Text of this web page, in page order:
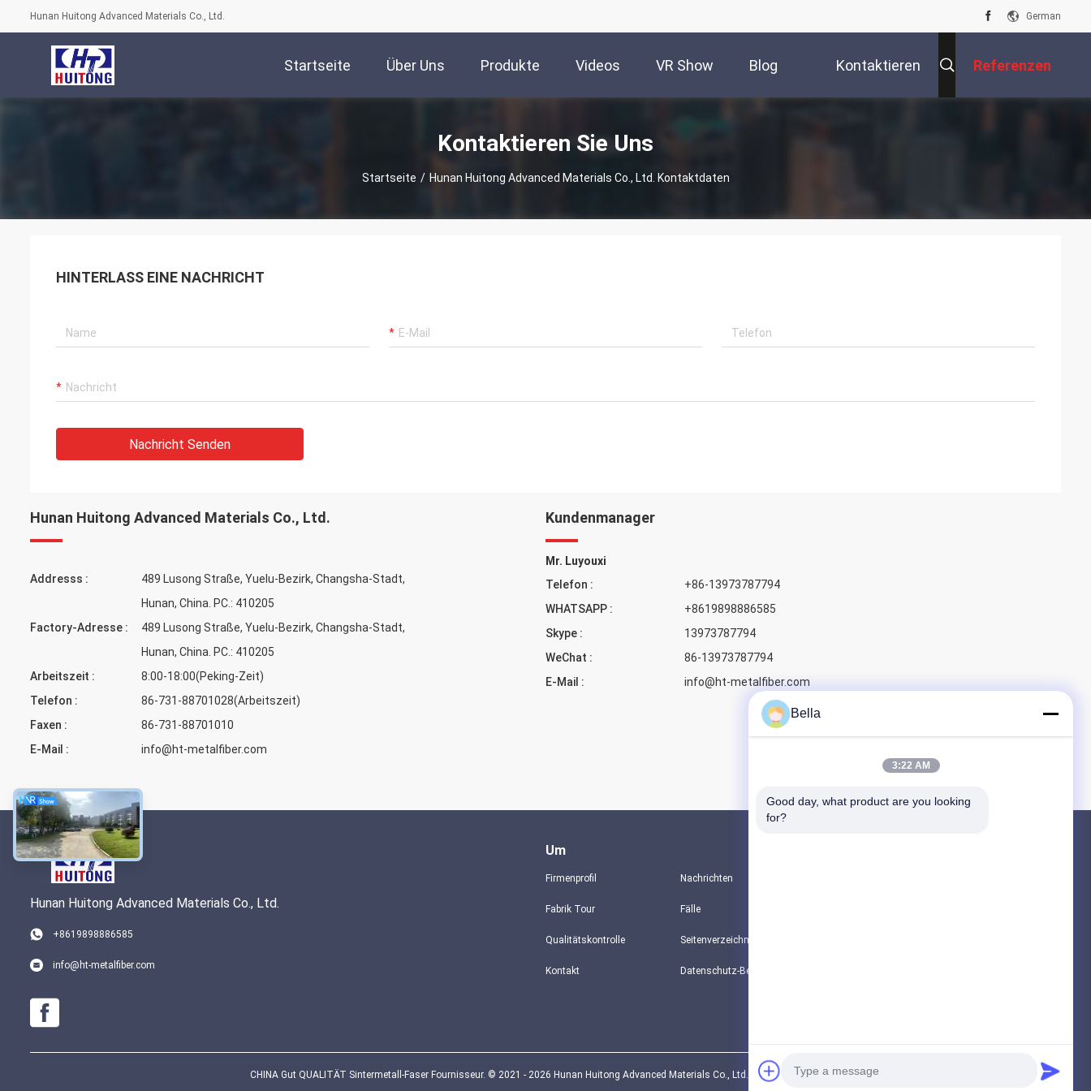
Hunan Huitong Advanced Materials Co., Ltd. German
Startseite Über Uns Produkte Videos VR Show Blog Kontaktieren Referenzen
Kontaktieren Sie Uns
Startseite / Hunan Huitong Advanced Materials Co., Ltd. Kontaktdaten
HINTERLASS EINE NACHRICHT
Nachricht Senden
Hunan Huitong Advanced Materials Co., Ltd.
Addresss :
489 Lusong Straße, Yuelu-Bezirk, Changsha-Stadt,
Hunan, China. PC.: 410205
Factory-Adresse :
489 Lusong Straße, Yuelu-Bezirk, Changsha-Stadt,
Hunan, China. PC.: 410205
Arbeitszeit :
8:00-18:00(Peking-Zeit)
Telefon :
86-731-88701028(Arbeitszeit)
Faxen :
86-731-88701010
E-Mail :
info@ht-metalfiber.com
Kundenmanager
Mr. Luyouxi
Telefon :
+86-13973787794
WHATSAPP :
+8619898886585
Skype :
13973787794
WeChat :
86-13973787794
E-Mail :
info@ht-metalfiber.com
Hunan Huitong Advanced Materials Co., Ltd.
+8619898886585
info@ht-metalfiber.com
Um
Firmenprofil
Fabrik Tour
Qualitätskontrolle
Kontakt
Nachrichten
Fälle
Seitenverzeichnis
CHINA Gut QUALITÄT Sintermetall-Faser Fournisseur. © 2021 - 2026 Hunan Huitong Advanced Materials Co., Ltd.. All Rights Reserved.
Bella
3:22 AM
Good day, what product are you looking
for?